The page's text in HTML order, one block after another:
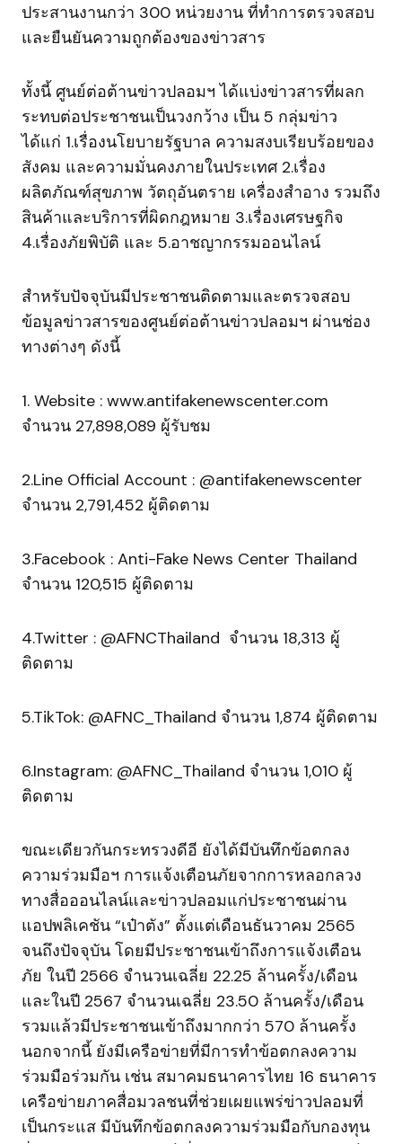
ประสานงานกว่า 300 หน่วยงาน ที่ทำการตรวจสอบ
และยืนยันความถูกต้องของข่าวสาร
ทั้งนี้ ศูนย์ต่อต้านข่าวปลอมฯ ได้แบ่งข่าวสารที่ผลก
ระทบต่อประชาชนเป็นวงกว้าง เป็น 5 กลุ่มข่าว
ได้แก่ 1.เรื่องนโยบายรัฐบาล ความสงบเรียบร้อยของ
สังคม และความมั่นคงภายในประเทศ 2.เรื่อง
ผลิตภัณฑ์สุขภาพ วัตถุอันตราย เครื่องสำอาง รวมถึง
สินค้าและบริการที่ผิดกฎหมาย 3.เรื่องเศรษฐกิจ
4.เรื่องภัยพิบัติ และ 5.อาชญากรรมออนไลน์
สำหรับปัจจุบันมีประชาชนติดตามและตรวจสอบ
ข้อมูลข่าวสารของศูนย์ต่อต้านข่าวปลอมฯ ผ่านช่อง
ทางต่างๆ ดังนี้
1. Website : www.antifakenewscenter.com
จำนวน 27,898,089 ผู้รับชม
2.Line Official Account : @antifakenewscenter
จำนวน 2,791,452 ผู้ติดตาม
3.Facebook : Anti-Fake News Center Thailand
จำนวน 120,515 ผู้ติดตาม
4.Twitter : @AFNCThailand จำนวน 18,313 ผู้
ติดตาม
5.TikTok: @AFNC_Thailand จำนวน 1,874 ผู้ติดตาม
6.Instagram: @AFNC_Thailand จำนวน 1,010 ผู้
ติดตาม
ขณะเดียวกันกระทรวงดีอี ยังได้มีบันทึกข้อตกลง
ความร่วมมือฯ การแจ้งเตือนภัยจากการหลอกลวง
ทางสื่อออนไลน์และข่าวปลอมแก่ประชาชนผ่าน
แอปพลิเคชัน “เป๋าตัง” ตั้งแต่เดือนธันวาคม 2565
จนถึงปัจจุบัน โดยมีประชาชนเข้าถึงการแจ้งเตือน
ภัย ในปี 2566 จำนวนเฉลี่ย 22.25 ล้านครั้ง/เดือน
และในปี 2567 จำนวนเฉลี่ย 23.50 ล้านครั้ง/เดือน
รวมแล้วมีประชาชนเข้าถึงมากกว่า 570 ล้านครั้ง
นอกจากนี้ ยังมีเครือข่ายที่มีการทำข้อตกลงความ
ร่วมมือร่วมกัน เช่น สมาคมธนาคารไทย 16 ธนาคาร
เครือข่ายภาคสื่อมวลชนที่ช่วยเผยแพร่ข่าวปลอมที่
เป็นกระแส มีบันทึกข้อตกลงความร่วมมือกับกองทุน